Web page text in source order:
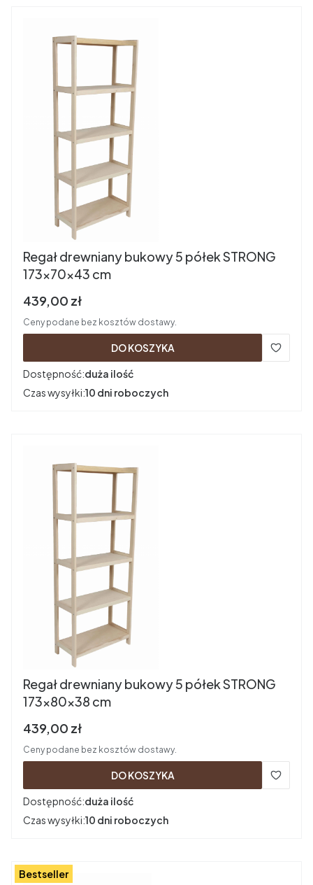
Regał drewniany bukowy 5 półek STRONG
173x70x43 cm
Cena brutto
439,00 zł
Ceny podane bez kosztów dostawy.
DO KOSZYKA
Dostępność:duża ilość
Czas wysyłki:10 dni roboczych
Regał drewniany bukowy 5 półek STRONG
173x80x38 cm
Cena brutto
439,00 zł
Ceny podane bez kosztów dostawy.
DO KOSZYKA
Dostępność:duża ilość
Czas wysyłki:10 dni roboczych
Bestseller